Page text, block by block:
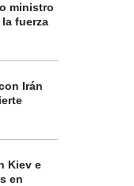
ministro
fuerza
Irán
Kiev e
en